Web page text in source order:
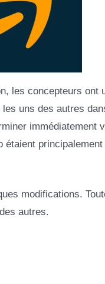
les concepteurs ont
uns des autres
immédiatement
étaient
modifications.
autres.